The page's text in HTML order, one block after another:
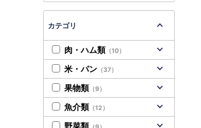
カテゴリ
肉・ハム類 （10）
米・パン （37）
果物類 （9）
魚介類 （12）
野菜類